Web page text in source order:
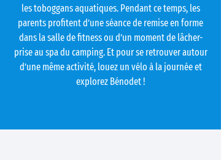
les toboggans aquatiques. Pendant ce temps, les
parents profitent d’une séance de remise en forme
dans la salle de fitness ou d’un moment de lâcher-
prise au spa du camping. Et pour se retrouver autour
d’une même activité, louez un vélo à la journée et
explorez Bénodet !